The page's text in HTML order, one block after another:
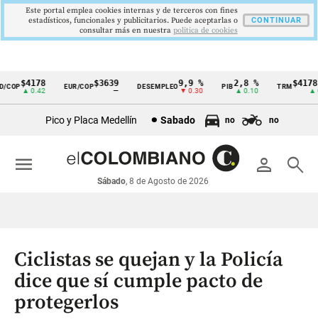
Cintillo
económicos
Colombia
$4178
▲ 0.42
EUR/COP$3639 DESEMPLEO 9,9 %
▼ 0.30
PIB2,8 %
▲ 0.10
TRM
▲
Pico y Placa Medellín Sabado no no
person search
Sábado, 8 de Agosto de 2026
menu
Ciclistas se quejan y la Policía
dice que sí cumple pacto de
protegerlos
Este portal emplea cookies internas y de terceros con fines
estadísticos, funcionales y publicitarios. Puede aceptarlas o
consultar más en nuestra politica de cookies
CONTINUAR